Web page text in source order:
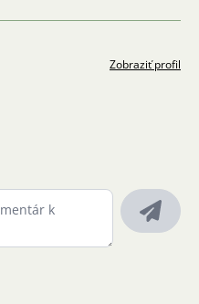
Zobraziť profil